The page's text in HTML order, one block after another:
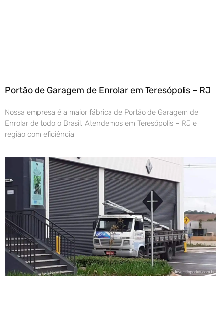
Portão de Garagem de Enrolar em Teresópolis – RJ
Nossa empresa é a maior fábrica de Portão de Garagem de
Enrolar de todo o Brasil. Atendemos em Teresópolis – RJ e
região com eficiência